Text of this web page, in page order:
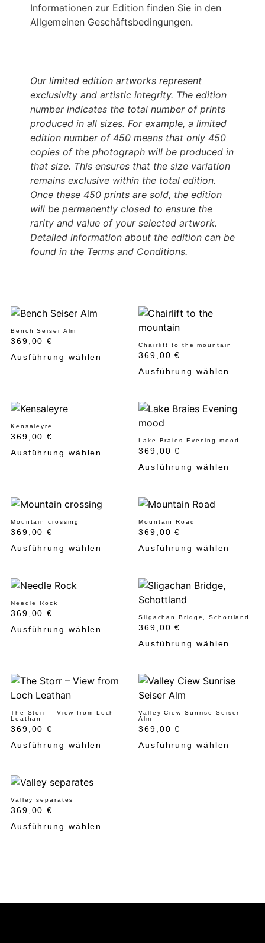
Informationen zur Edition finden Sie in den
Allgemeinen Geschäftsbedingungen.
Our limited edition artworks represent
exclusivity and artistic integrity. The edition
number indicates the total number of prints
produced in all sizes. For example, a limited
edition number of 450 means that only 450
copies of the photograph will be produced in
that size. This ensures that the size variation
remains exclusive within the total edition.
Once these 450 prints are sold, the edition
will be permanently closed to ensure the
rarity and value of your selected artwork.
Detailed information about the edition can be
found in the Terms and Conditions.
Bench Seiser Alm
369,00€
Ausführung wählen
Chairlift to the mountain
369,00€
Ausführung wählen
Kensaleyre
369,00€
Ausführung wählen
Lake Braies Evening mood
369,00€
Ausführung wählen
Mountain crossing
369,00€
Ausführung wählen
Mountain Road
369,00€
Ausführung wählen
Needle Rock
369,00€
Ausführung wählen
Sligachan Bridge, Schottland
369,00€
Ausführung wählen
The Storr – View from Loch
Leathan
369,00€
Ausführung wählen
Valley Ciew Sunrise Seiser
Alm
369,00€
Ausführung wählen
Valley separates
369,00€
Ausführung wählen